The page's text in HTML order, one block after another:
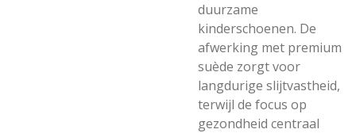
duurzame
kinderschoenen. De
afwerking met premium
suède zorgt voor
langdurige slijtvastheid,
terwijl de focus op
gezondheid centraal